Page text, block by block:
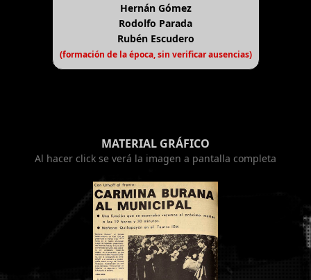
Hernán Gómez
Rodolfo Parada
Rubén Escudero
(formación de la época, sin verificar ausencias)
MATERIAL GRÁFICO
Al hacer click se verá la imagen a pantalla completa